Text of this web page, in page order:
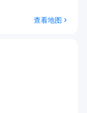
查看地图